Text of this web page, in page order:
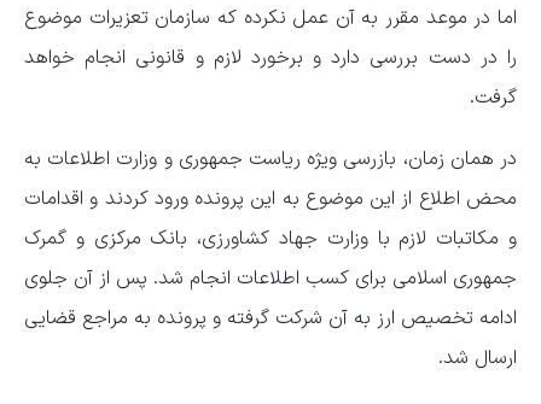
اما در موعد مقرر به آن عمل نکرده که سازمان تعزیرات موضوع
را در دست بررسی دارد و برخورد لازم و قانونی انجام خواهد
گرفت.
در همان زمان، بازرسی ویژه ریاست جمهوری و وزارت اطلاعات به
محض اطلاع از این موضوع به این پرونده ورود کردند و اقدامات
و مکاتبات لازم با وزارت جهاد کشاورزی، بانک مرکزی و گمرک
جمهوری اسلامی برای کسب اطلاعات انجام شد. پس از آن جلوی
ادامه تخصیص ارز به آن شرکت گرفته و پرونده به مراجع قضایی
ارسال شد.